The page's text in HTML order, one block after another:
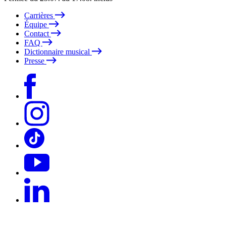
Carrières
Équipe
Contact
FAQ
Dictionnaire musical
Presse